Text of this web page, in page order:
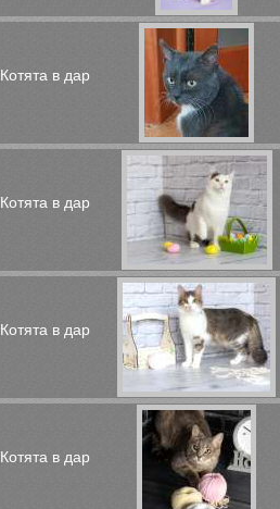
Котята в дар
Котята в дар
Котята в дар
Котята в дар